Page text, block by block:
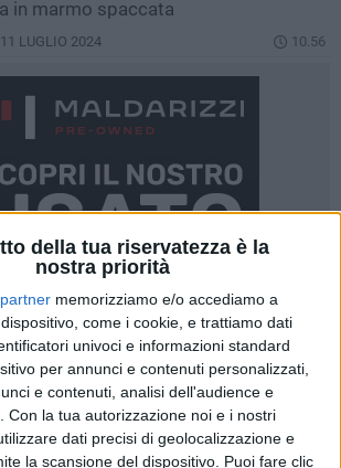
della tua riservatezza è la
nostra priorità
partner memorizziamo e/o accediamo a
come i cookie, e trattiamo dati
univoci e informazioni standard
per annunci e contenuti personalizzati,
e contenuti, analisi dell'audience e
Con la tua autorizzazione noi e i nostri
dati precisi di geolocalizzazione e
la scansione del dispositivo. Puoi fare clic
in marmo spaccata
LUGLIO 2024 10.56
3